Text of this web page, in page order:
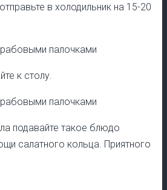
в холодильник на 15-20
к столу.
подавайте такое блюдо
салатного кольца. Приятного